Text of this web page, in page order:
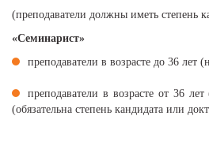
(преподаватели должны иметь степень
«Семинарист»
преподаватели в возрасте до 36 лет
преподаватели в возрасте от 36
(обязательна степень кандидата или